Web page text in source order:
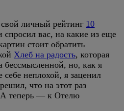
личный рейтинг 10
спросил вас, на какие из еще
стоит обратить
Хлеб на радость, которая
бессмысленной, но, как я
неплохой, я заценил
что на этот раз
А теперь — к Отелю